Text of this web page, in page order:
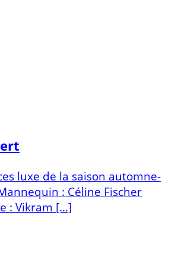
luxe de la saison automne-
: Céline Fischer
: Vikram […]